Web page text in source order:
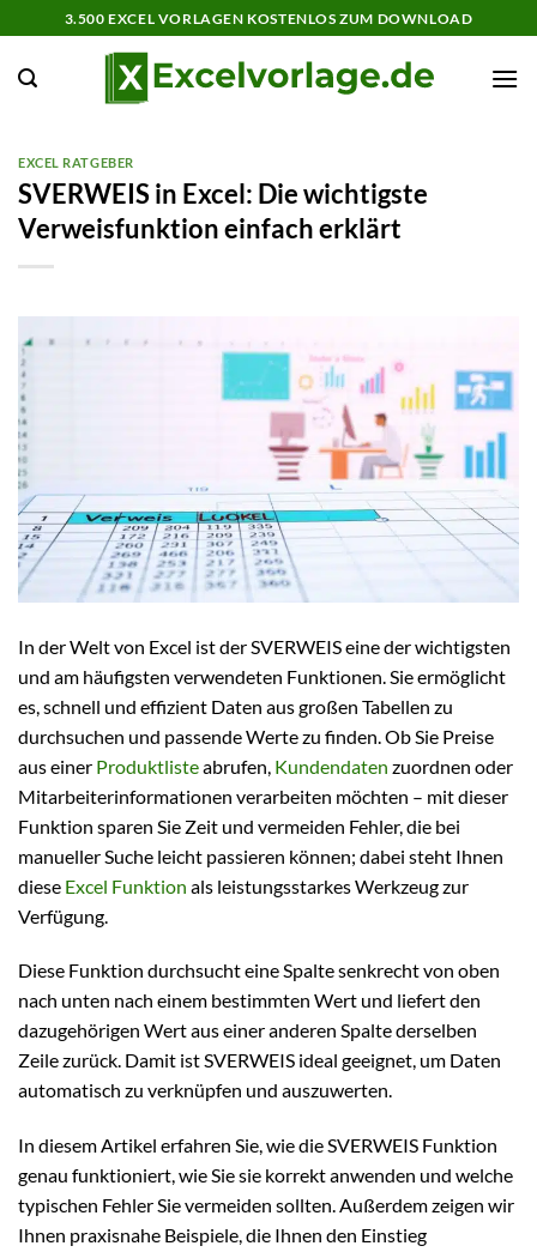
Inhalt
springen
3.500 EXCEL VORLAGEN KOSTENLOS ZUM DOWNLOAD
EXCEL RATGEBER
SVERWEIS in Excel: Die wichtigste
Verweisfunktion einfach erklärt
In der Welt von Excel ist der SVERWEIS eine der wichtigsten
und am häufigsten verwendeten Funktionen. Sie ermöglicht
es, schnell und effizient Daten aus großen Tabellen zu
durchsuchen und passende Werte zu finden. Ob Sie Preise
aus einer Produktlisteabrufen, Kundendaten zuordnen oder
Mitarbeiterinformationen verarbeiten möchten – mit dieser
Funktion sparen Sie Zeit und vermeiden Fehler, die bei
manueller Suche leicht passieren können; dabei steht Ihnen
diese Excel Funktion als leistungsstarkes Werkzeug zur
Verfügung.
Diese Funktion durchsucht eine Spalte senkrecht von oben
nach unten nach einem bestimmten Wert und liefert den
dazugehörigen Wert aus einer anderen Spalte derselben
Zeile zurück. Damit ist SVERWEIS ideal geeignet, um Daten
automatisch zu verknüpfen und auszuwerten.
In diesem Artikel erfahren Sie, wie die SVERWEIS Funktion
genau funktioniert, wie Sie sie korrekt anwenden und welche
typischen Fehler Sie vermeiden sollten. Außerdem zeigen wir
Ihnen praxisnahe Beispiele, die Ihnen den Einstieg